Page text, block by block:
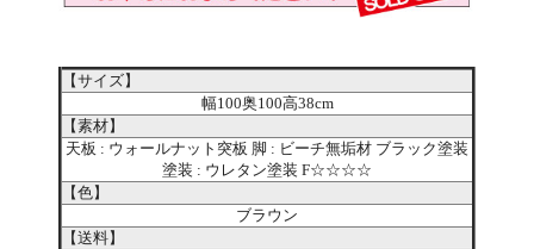
【サイズ】
幅100奥100高38cm
【素材】
天板 : ウォールナット突板 脚 : ビーチ無垢材 ブラック塗装
塗装 : ウレタン塗装 F☆☆☆☆
【色】
ブラウン
【送料】